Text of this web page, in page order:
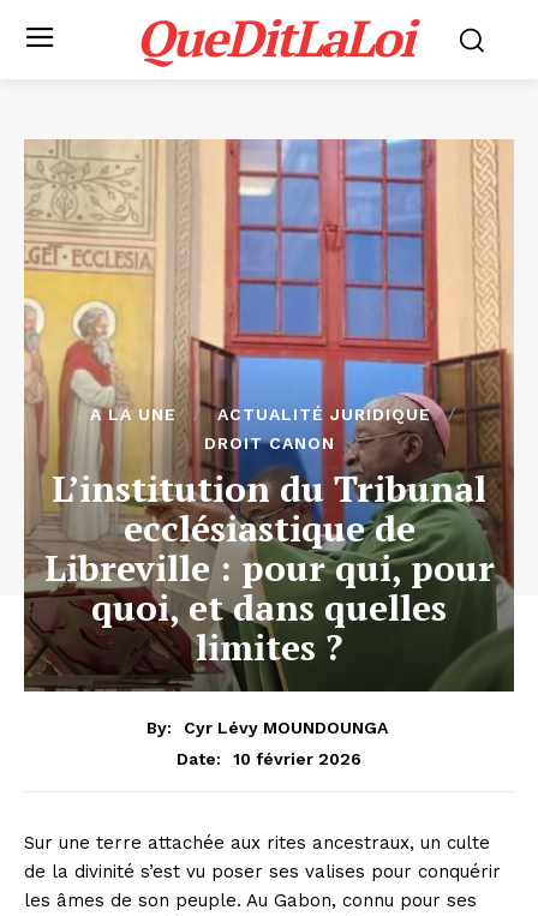
QueDitLaLoi
A LA UNE
ACTUALITÉ JURIDIQUE
DROIT CANON
L’institution du Tribunal
ecclésiastique de
Libreville : pour qui, pour
quoi, et dans quelles
limites ?
By:
Cyr Lévy MOUNDOUNGA
Date:
10 février 2026
Sur une terre attachée aux rites ancestraux, un culte
de la divinité s’est vu poser ses valises pour conquérir
les âmes de son peuple. Au Gabon, connu pour ses